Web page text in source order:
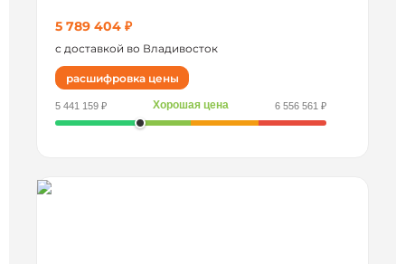
5 789 404 ₽
с доставкой во Владивосток
расшифровка цены
5 441 159 ₽ Хорошая цена 6 556 561 ₽